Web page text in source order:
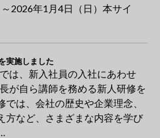
2026年1月4日（日）本サイ
実施しました
は、新入社員の入社にあわせ
が自ら講師を務める新人研修を
は、会社の歴史や企業理念、
方など、さまざまな内容を学び